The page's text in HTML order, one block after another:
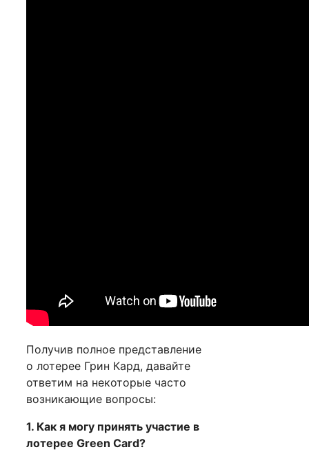
Получив полное представление
о лотерее Грин Кард, давайте
ответим на некоторые часто
возникающие вопросы:
1. Как я могу принять участие в
лотерее Green Card?